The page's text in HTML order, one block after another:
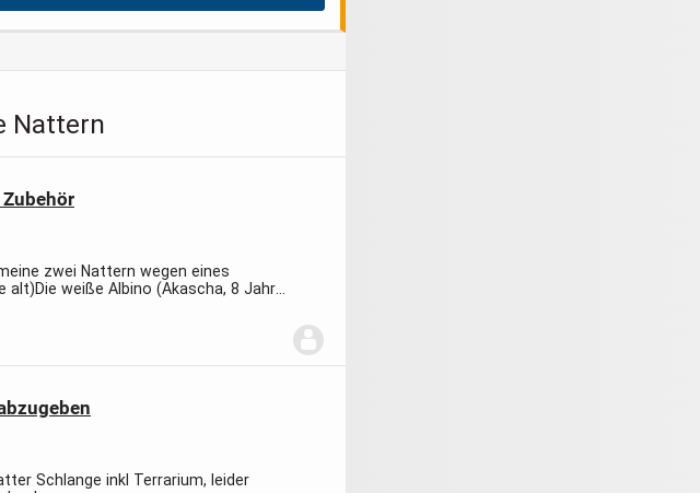
Nattern
zwei Nattern wegen eines
alt)Die weiße Albino (Akascha, 8 Jahre
handzahm.
Schlange inkl Terrarium, leider